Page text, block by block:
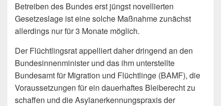
Betreiben des Bundes erst jüngst novellierten
Gesetzeslage ist eine solche Maßnahme zunächst
allerdings nur für 3 Monate möglich.
Der Flüchtlingsrat appelliert daher dringend an den
Bundesinnenminister und das ihm unterstellte
Bundesamt für Migration und Flüchtlinge (BAMF), die
Voraussetzungen für ein dauerhaftes Bleiberecht zu
schaffen und die Asylanerkennungspraxis der